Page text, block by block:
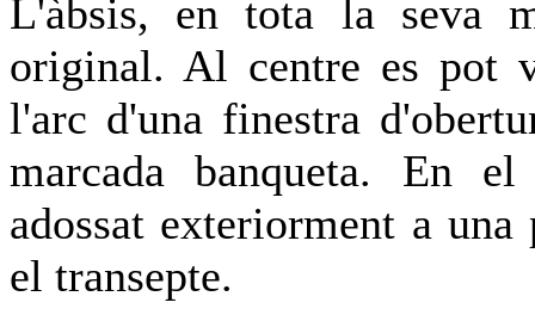
L'àbsis, en tota la seva
original. Al centre es pot
l'arc d'una finestra
marcada banqueta. En
adossat exteriorment a
el transepte.